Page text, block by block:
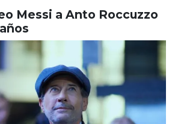
Messi a Anto Roccuzzo